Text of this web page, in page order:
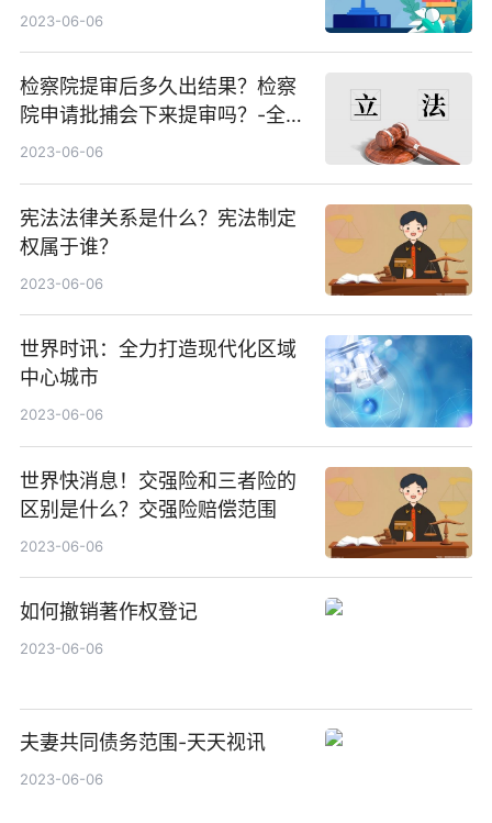
2023-06-06
检察院提审后多久出结果？检察
院申请批捕会下来提审吗？-全球
头条
2023-06-06
宪法法律关系是什么？宪法制定
权属于谁？
2023-06-06
世界时讯：全力打造现代化区域
中心城市
2023-06-06
世界快消息！交强险和三者险的
区别是什么？交强险赔偿范围
2023-06-06
如何撤销著作权登记
2023-06-06
夫妻共同债务范围-天天视讯
2023-06-06